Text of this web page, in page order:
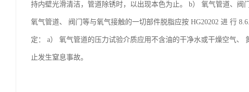
持内壁光滑清洁，管道除锈时，以出现本色为止。 b） 氧气管道、
氧气管道、 阀门等与氧气接触的一切部件脱脂应按 HG20202 进 行
定： a） 氧气管道的压力试验介质应用不含油的干净水或干燥空气
止发生窒息事故。